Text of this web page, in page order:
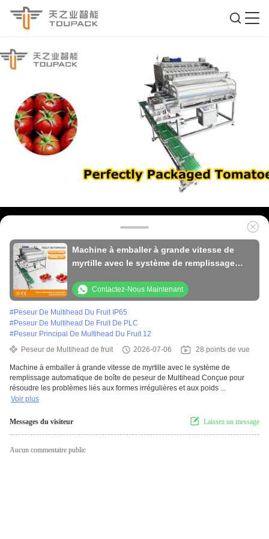
Machine à emballer à grande vitesse de
myrtille avec le système de remplissage
MultiheadContactez-Nous Maintenant
#Peseur De Multihead Du Fruit IP65
#Peseur De Multihead De Fruit De PLC
#Peseur Principal De Multihead Du Fruit 12
Peseur de Multihead de fruit
2026-07-06 28 points de vue
Machine à emballer à grande vitesse de myrtille avec le système de
remplissage automatique de boîte de peseur de Multihead Conçue pour
résoudre les problèmes liés aux formes irrégulières et aux poids ...
Voir plus
Messages du visiteur Laissez un message
Aucun commentaire public